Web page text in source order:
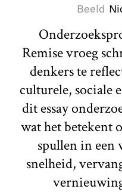
Beeld
Remise vroeg
denkers te
culturele, sociale
dit essay
wat het betekent
spullen in een
snelheid,